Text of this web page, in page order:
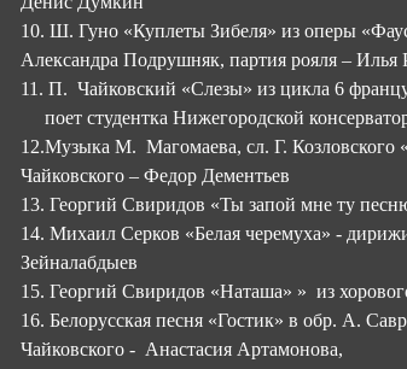
10. Ш. Гуно «Куплеты Зибеля» из оперы
Александра Подрушняк, партия рояля – Илья
11. П. Чайковский «Слезы» из цикла 6
поет студентка Нижегородской
12.Музыка М. Магомаева, сл. Г. Козловского
Чайковского – Федор Дементьев
13. Георгий Свиридов «Ты запой мне ту
14. Михаил Серков «Белая черемуха» -
Зейналабдыев
15. Георгий Свиридов «Наташа» » из
16. Белорусская песня «Гостик» в обр. А.
Чайковского - Анастасия Артамонова,